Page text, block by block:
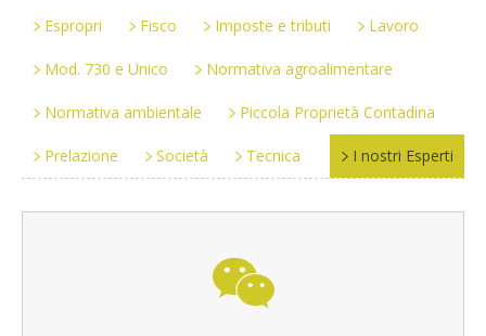
Espropri Fisco Imposte e tributi Lavoro
Mod. 730 e Unico Normativa agroalimentare
Normativa ambientale Piccola Proprietà Contadina
Prelazione Società Tecnica I nostri Esperti